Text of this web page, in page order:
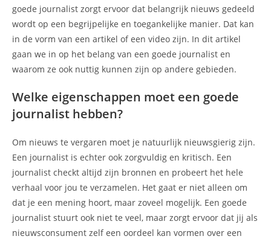
goede journalist zorgt ervoor dat belangrijk nieuws gedeeld
wordt op een begrijpelijke en toegankelijke manier. Dat kan
in de vorm van een artikel of een video zijn. In dit artikel
gaan we in op het belang van een goede journalist en
waarom ze ook nuttig kunnen zijn op andere gebieden.
Welke eigenschappen moet een goede
journalist hebben?
Om nieuws te vergaren moet je natuurlijk nieuwsgierig zijn.
Een journalist is echter ook zorgvuldig en kritisch. Een
journalist checkt altijd zijn bronnen en probeert het hele
verhaal voor jou te verzamelen. Het gaat er niet alleen om
dat je een mening hoort, maar zoveel mogelijk. Een goede
journalist stuurt ook niet te veel, maar zorgt ervoor dat jij als
nieuwsconsument zelf een oordeel kan vormen over een